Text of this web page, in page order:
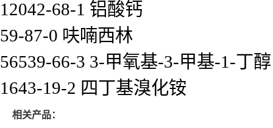
12042-68-1 铝酸钙
59-87-0 呋喃西林
56539-66-3 3-甲氧基-3-甲基-1-丁醇
1643-19-2 四丁基溴化铵
相关产品：